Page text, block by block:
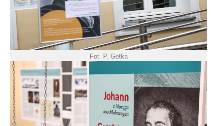
Fot. P. Getka